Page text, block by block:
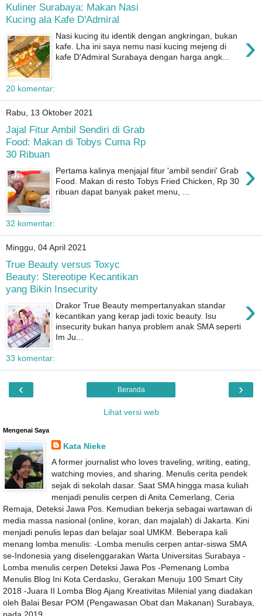
Kuliner Surabaya: Makan Nasi
Kucing ala Kafe D'Admiral
›
Nasi kucing itu identik dengan angkringan, bukan
kafe. Lha ini saya nemu nasi kucing mejeng di
kafe D'Admiral Surabaya dengan harga angk...
20 komentar:
Rabu, 13 Oktober 2021
Jajal Fitur Ambil Sendiri di Grab
Food: Makan di Tobys Cuma Rp
30 Ribuan
›
Pertama kalinya menjajal fitur 'ambil sendiri' Grab
Food. Makan di resto Tobys Fried Chicken, Rp 30
ribuan dapat banyak paket menu, ...
32 komentar:
Minggu, 04 April 2021
True Beauty versus Toxyc
Beauty: Stereotipe Kecantikan
yang Bikin Insecurity
›
Drakor True Beauty mempertanyakan standar
kecantikan yang kerap jadi toxic beauty. Isu
insecurity bukan hanya problem anak SMA seperti
Im Ju...
33 komentar:
‹ ›
Beranda
Lihat versi web
Mengenai Saya
Kata Nieke
A former journalist who loves traveling, writing, eating,
watching movies, and sharing. Menulis cerita pendek
sejak di sekolah dasar. Saat SMA hingga masa kuliah
menjadi penulis cerpen di Anita Cemerlang, Ceria
Remaja, Deteksi Jawa Pos. Kemudian bekerja sebagai wartawan di
media massa nasional (online, koran, dan majalah) di Jakarta. Kini
menjadi penulis lepas dan belajar soal UMKM. Beberapa kali
menang lomba menulis: -Lomba menulis cerpen antar-siswa SMA
se-Indonesia yang diselenggarakan Warta Universitas Surabaya -
Lomba menulis cerpen Deteksi Jawa Pos -Pemenang Lomba
Menulis Blog Ini Kota Cerdasku, Gerakan Menuju 100 Smart City
2018 -Juara II Lomba Blog Ajang Kreativitas Milenial yang diadakan
oleh Balai Besar POM (Pengawasan Obat dan Makanan) Surabaya,